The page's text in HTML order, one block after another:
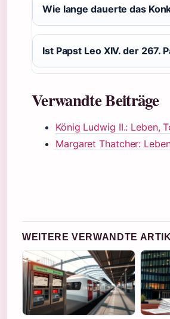
Wie lange dauerte das
Ist Papst Leo XIV. der 267.
Verwandte Beiträge
König Ludwig II.: Leben,
Margaret Thatcher:
WEITERE VERWANDTE